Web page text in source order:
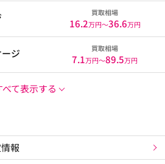
買取相場
16.2万円〜36.6万円
ジ 買取相場
7.1万円〜89.5万円
べて表示する
報